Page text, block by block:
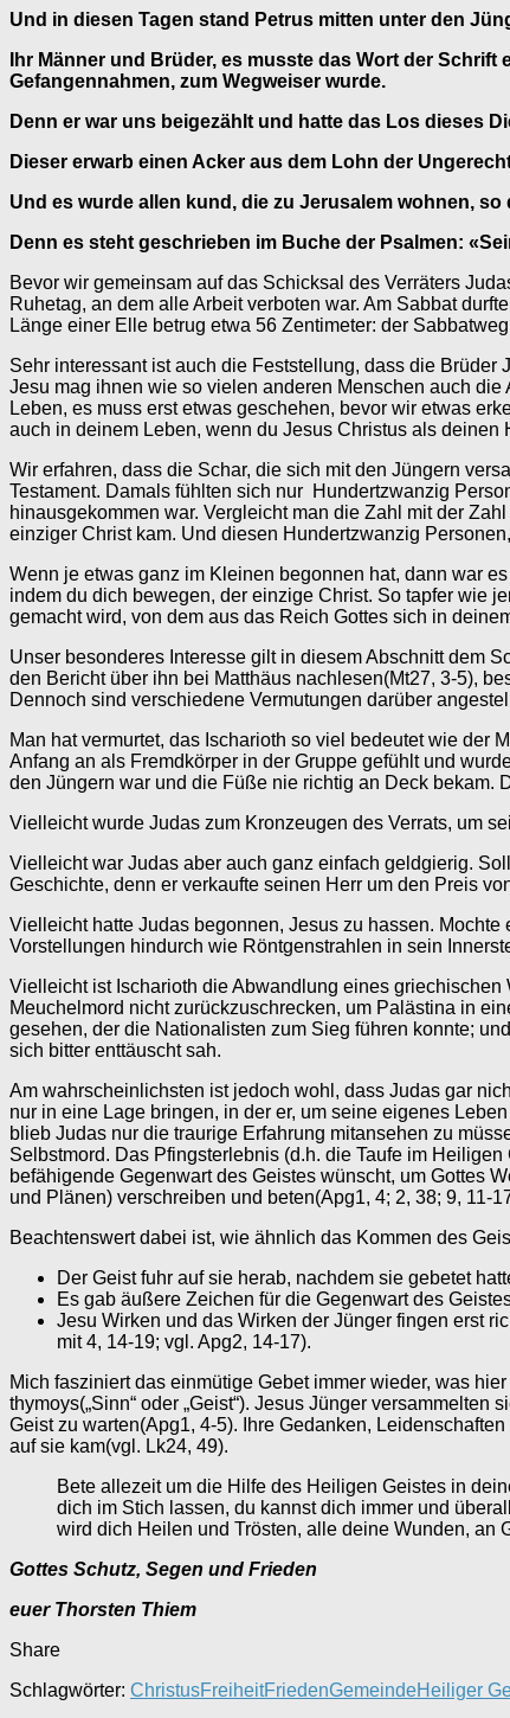
Und in diesen Tagen stand Petrus mitten unter den
Ihr Männer und Brüder, es musste das Wort der
Gefangennahmen, zum Wegweiser wurde.
Denn er war uns beigezählt und hatte das Los dieses
Dieser erwarb einen Acker aus dem Lohn der
Und es wurde allen kund, die zu Jerusalem wohnen,
Denn es steht geschrieben im Buche der Psalmen:
Bevor wir gemeinsam auf das Schicksal des Verräters
Ruhetag, an dem alle Arbeit verboten war. Am Sabbat
Länge einer Elle betrug etwa 56 Zentimeter: der
Sehr interessant ist auch die Feststellung, dass die Brüder
Jesu mag ihnen wie so vielen anderen Menschen auch
Leben, es muss erst etwas geschehen, bevor wir etwas
auch in deinem Leben, wenn du Jesus Christus als
Wir erfahren, dass die Schar, die sich mit den Jüngern
Testament. Damals fühlten sich nur Hundertzwanzig
hinausgekommen war. Vergleicht man die Zahl mit der
einziger Christ kam. Und diesen Hundertzwanzig
Wenn je etwas ganz im Kleinen begonnen hat, dann war
indem du dich bewegen, der einzige Christ. So tapfer wie
gemacht wird, von dem aus das Reich Gottes sich in
Unser besonderes Interesse gilt in diesem Abschnitt dem
den Bericht über ihn bei Matthäus nachlesen(Mt27, 3-5),
Dennoch sind verschiedene Vermutungen darüber
Man hat vermurtet, das Ischarioth so viel bedeutet wie der
Anfang an als Fremdkörper in der Gruppe gefühlt und
den Jüngern war und die Füße nie richtig an Deck bekam.
Vielleicht wurde Judas zum Kronzeugen des Verrats, um
Vielleicht war Judas aber auch ganz einfach geldgierig.
Geschichte, denn er verkaufte seinen Herr um den Preis
Vielleicht hatte Judas begonnen, Jesus zu hassen.
Vorstellungen hindurch wie Röntgenstrahlen in sein
Vielleicht ist Ischarioth die Abwandlung eines
Meuchelmord nicht zurückzuschrecken, um Palästina in
gesehen, der die Nationalisten zum Sieg führen konnte;
sich bitter enttäuscht sah.
Am wahrscheinlichsten ist jedoch wohl, dass Judas gar
nur in eine Lage bringen, in der er, um seine eigenes
blieb Judas nur die traurige Erfahrung mitansehen zu
Selbstmord. Das Pfingsterlebnis (d.h. die Taufe im
befähigende Gegenwart des Geistes wünscht, um Gottes
und Plänen) verschreiben und beten(Apg1, 4; 2, 38; 9, 11-
Beachtenswert dabei ist, wie ähnlich das Kommen des
Der Geist fuhr auf sie herab, nachdem sie gebetet
Es gab äußere Zeichen für die Gegenwart des
Jesu Wirken und das Wirken der Jünger fingen erst
mit 4, 14-19; vgl. Apg2, 14-17).
Mich fasziniert das einmütige Gebet immer wieder, was
thymoys(„Sinn“ oder „Geist“). Jesus Jünger
Geist zu warten(Apg1, 4-5). Ihre Gedanken,
auf sie kam(vgl. Lk24, 49).
Bete allezeit um die Hilfe des Heiligen Geistes in
dich im Stich lassen, du kannst dich immer und
wird dich Heilen und Trösten, alle deine Wunden, an
Gottes Schutz, Segen und Frieden
euer Thorsten Thiem
Share
Schlagwörter: ChristusFreiheitFriedenGemeindeHeiliger